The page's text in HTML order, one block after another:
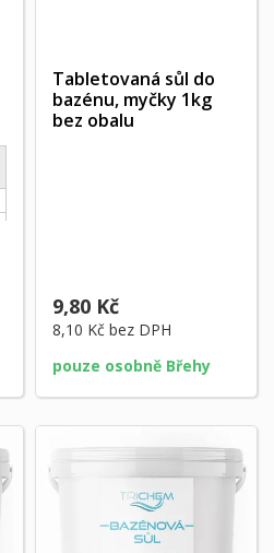
Tabletovaná sůl do
bazénu, myčky 1kg
bez obalu
9,80 Kč
8,10 Kč bez DPH
pouze osobně Břehy